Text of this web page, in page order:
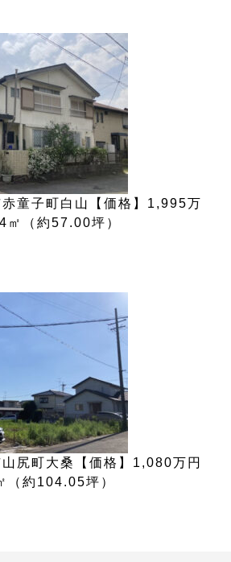
赤童子町白山【価格】1,995万
㎡（約57.00坪）
山尻町大桑【価格】1,080万円
（約104.05坪）